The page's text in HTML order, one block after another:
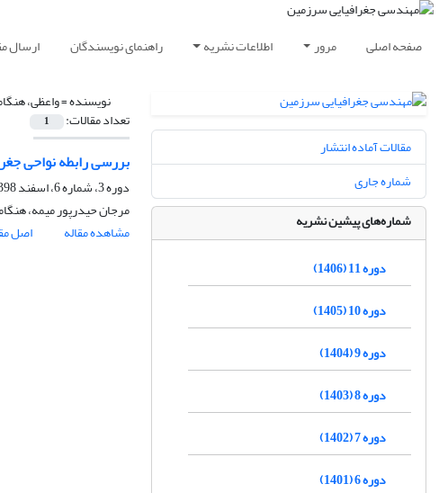
صفحه اصلی مرور اطلاعات نشریه راهنمای نویسندگان ارسال
نویسنده =واعظی،
تعداد مقالات: 1
بررسی رابطه نواحی
دوره 3، شماره 6، اسفند 1398، صفحه
مرجان حیدرپور میمه،
مشاهده مقاله
اصل
مقالات آماده انتشار
شماره جاری
شماره‌های پیشین نشریه
دوره 11 (1406)
دوره 10 (1405)
دوره 9 (1404)
دوره 8 (1403)
دوره 7 (1402)
دوره 6 (1401)